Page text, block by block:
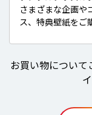
さまざまな企画や
ス、特典壁紙をご
お買い物について